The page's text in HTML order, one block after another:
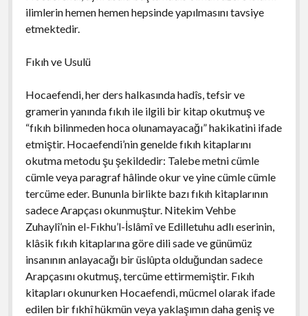
ilimlerin hemen hemen hepsinde yapılmasını tavsiye
etmektedir.
Fıkıh ve Usulü
Hocaefendi, her ders halkasında hadîs, tefsir ve
gramerin yanında fıkıh ile ilgili bir kitap okutmuş ve
“fıkıh bilinmeden hoca olunamayacağı” hakikatini ifade
etmiştir. Hocaefendi’nin genelde fıkıh kitaplarını
okutma metodu şu şekildedir: Talebe metni cümle
cümle veya paragraf hâlinde okur ve yine cümle cümle
tercüme eder. Bununla birlikte bazı fıkıh kitaplarının
sadece Arapçası okunmuştur. Nitekim Vehbe
Zuhaylî’nin el-Fıkhu’l-İslâmî ve Edilletuhu adlı eserinin,
klâsik fıkıh kitaplarına göre dili sade ve günümüz
insanının anlayacağı bir üslûpta olduğundan sadece
Arapçasını okutmuş, tercüme ettirmemiştir. Fıkıh
kitapları okunurken Hocaefendi, mücmel olarak ifade
edilen bir fıkhî hükmün veya yaklaşımın daha geniş ve